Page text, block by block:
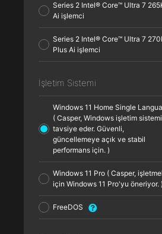
Series 2 Intel® Core™ Ultra 7
Ai işlemci
Series 2 Intel® Core™ Ultra 7
Plus Ai işlemci
İşletim Sistemi
Windows 11 Home Single
( Casper, Windows işletim sistemi
tavsiye eder. Güvenli,
güncellemeye açık ve stabil
performans için. )
Windows 11 Pro ( Casper,
için Windows 11 Pro'yu öneriyor.
FreeDOS